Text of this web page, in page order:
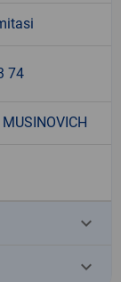
74
keyboard_arrow_down
keyboard_arrow_down